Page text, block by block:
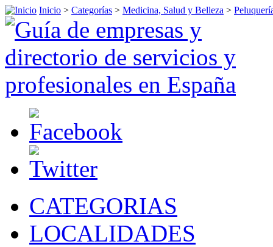
Inicio > Categorías > Medicina, Salud y Belleza >
CATEGORIAS
LOCALIDADES